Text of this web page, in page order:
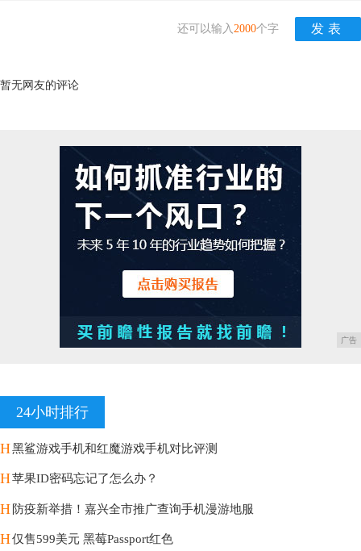
还可以输入 2000个字
暂无网友的评论
广告
24小时排行
H黑鲨游戏手机和红魔游戏手机对比评测
H苹果ID密码忘记了怎么办？
H防疫新举措！嘉兴全市推广查询手机漫游地服
H仅售599美元 黑莓Passport红色